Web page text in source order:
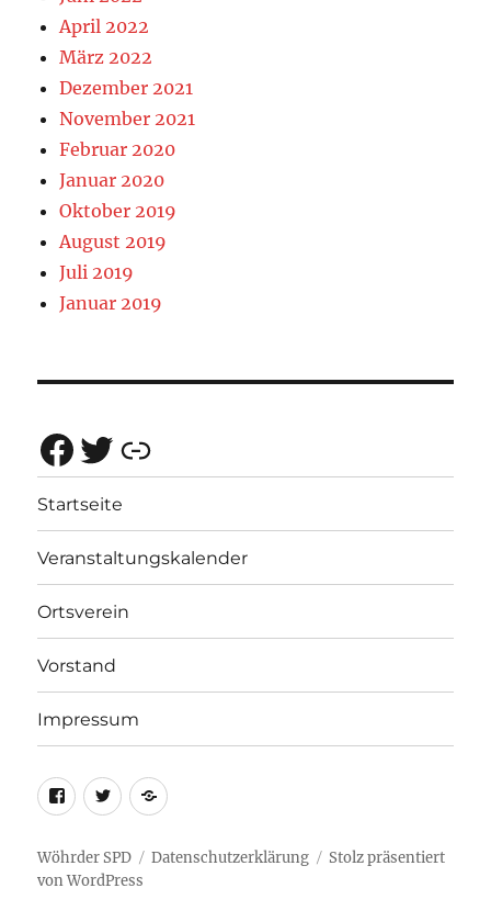
April 2022
März 2022
Dezember 2021
November 2021
Februar 2020
Januar 2020
Oktober 2019
August 2019
Juli 2019
Januar 2019
Facebook
Twitter
Rotes Netz Bayern
Startseite
Veranstaltungskalender
Ortsverein
Vorstand
Impressum
FacebokTwitterRotes
Bayern
Wöhrder SPD Datenschutzerklärung
Stolz präsentiert
von WordPress